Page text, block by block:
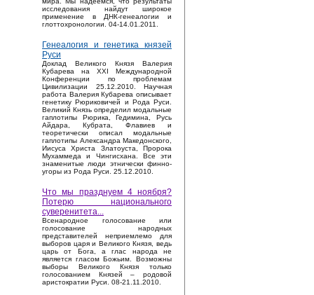
исследования найдут широкое
применение в ДНК-генеалогии и
глоттохронологии. 04-14.01.2011.
Генеалогия и генетика князей
Руси
Доклад Великого Князя Валерия
Кубарева на XXI Международной
Конференции по проблемам
Цивилизации 25.12.2010. Научная
работа Валерия Кубарева описывает
генетику Рюриковичей и Рода Руси.
Великий Князь определил модальные
гаплотипы Рюрика, Гедимина, Русь
Айдара, Кубрата, Флавиев и
теоретически описал модальные
гаплотипы Александра Македонского,
Иисуса Христа Златоуста, Пророка
Мухаммеда и Чингисхана. Все эти
знаменитые люди этнически финно-
угоры из Рода Руси. 25.12.2010.
Что мы празднуем 4 ноября?
Потерю национального
суверенитета...
Bсенародное голосование или
голосование народных
представителей неприемлемо для
выборов царя и Великого Князя, ведь
царь от Бога, а глас народа не
является гласом Божьим. Возможны
выборы Великого Князя только
голосованием Князей – родовой
аристократии Руси. 08-21.11.2010.